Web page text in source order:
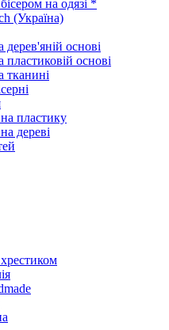
на одязі *
(Україна)
основі
основі
тканині
пластику
дереві